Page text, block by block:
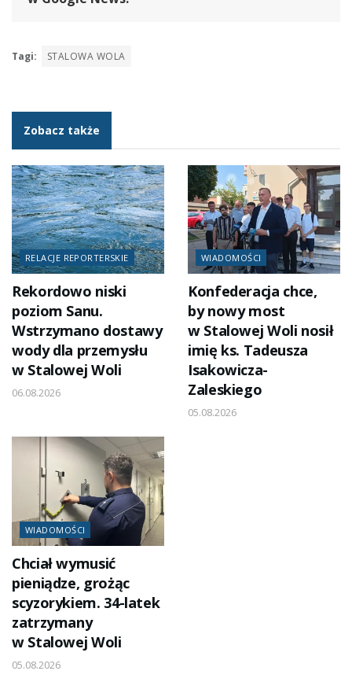
Tagi: STALOWA WOLA
Zobacz także
RELACJE REPORTERSKIE
Rekordowo niski
poziom Sanu.
Wstrzymano dostawy
wody dla przemysłu
w Stalowej Woli
06.08.2026
WIADOMOŚCI
Konfederacja chce,
by nowy most
w Stalowej Woli nosił
imię ks. Tadeusza
Isakowicza-
Zaleskiego
05.08.2026
WIADOMOŚCI
Chciał wymusić
pieniądze, grożąc
scyzorykiem. 34-latek
zatrzymany
w Stalowej Woli
05.08.2026